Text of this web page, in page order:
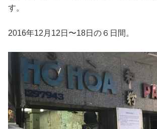
す。
2016年12月12日〜18日の６日間。